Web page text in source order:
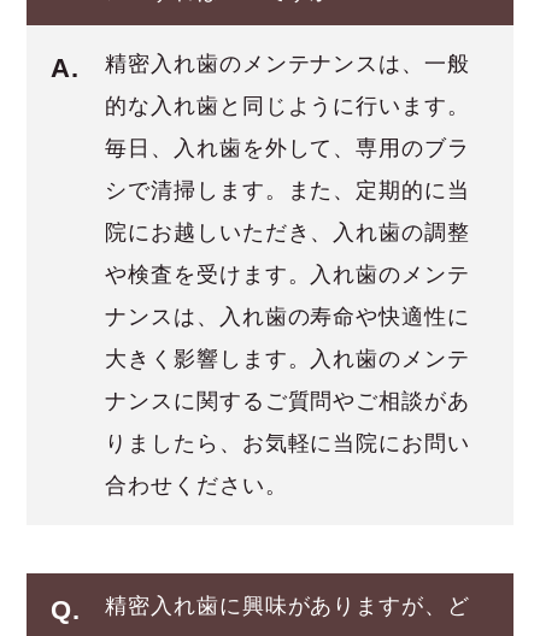
A.
精密入れ歯のメンテナンスは、一般
的な入れ歯と同じように行います。
毎日、入れ歯を外して、専用のブラ
シで清掃します。また、定期的に当
院にお越しいただき、入れ歯の調整
や検査を受けます。入れ歯のメンテ
ナンスは、入れ歯の寿命や快適性に
大きく影響します。入れ歯のメンテ
ナンスに関するご質問やご相談があ
りましたら、お気軽に当院にお問い
合わせください。
Q.
精密入れ歯に興味がありますが、ど